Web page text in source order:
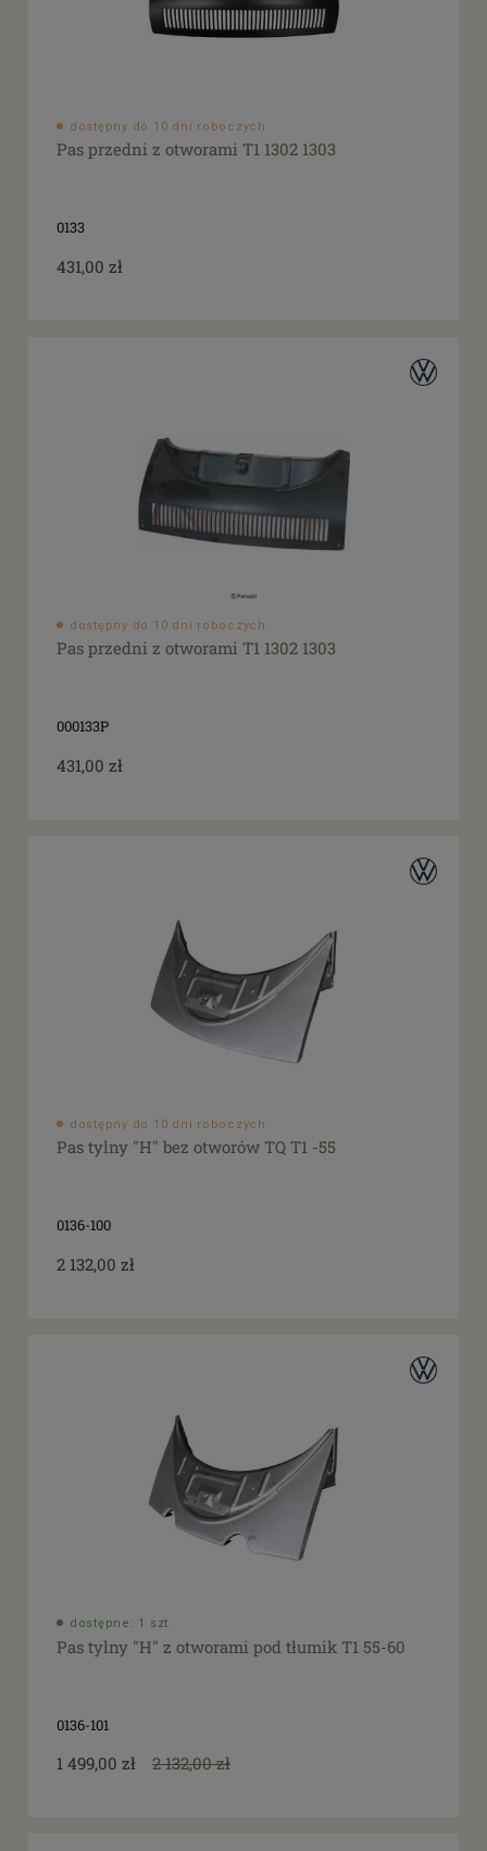
dostępny do 10 dni roboczych
Pas przedni z otworami T1 1302 1303
0133
431,00 zł
dostępny do 10 dni roboczych
Pas przedni z otworami T1 1302 1303
000133P
431,00 zł
dostępny do 10 dni roboczych
Pas tylny "H" bez otworów TQ T1 -55
0136-100
2 132,00 zł
dostępne: 1 szt.
Pas tylny "H" z otworami pod tłumik T1 55-60
0136-101
1 499,00 zł 2 132,00 zł